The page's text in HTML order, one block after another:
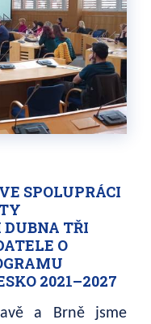
SPOLUPRÁCI
DUBNA TŘI
O
2021–2027
a Brně jsme